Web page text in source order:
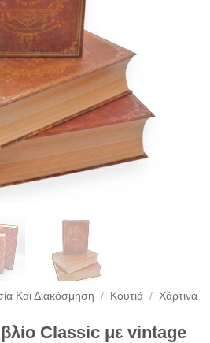
Και Διακόσμηση / Κουτιά / Χάρτινα
Classic με vintage